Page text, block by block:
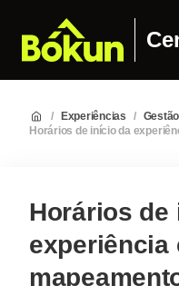
/ Experiências /
Horários de início da
Horários de
experiência